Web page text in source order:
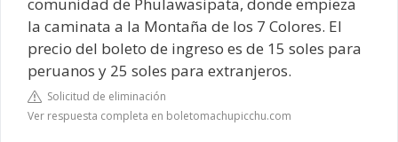
comunidad de Phulawasipata, donde empieza
la caminata a la Montaña de los 7 Colores. El
precio del boleto de ingreso es de 15 soles para
peruanos y 25 soles para extranjeros.
Solicitud de eliminación
Ver respuesta completa en boletomachupicchu.com